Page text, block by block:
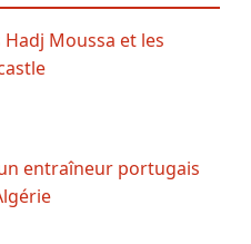
Moussa et les
entraîneur portugais